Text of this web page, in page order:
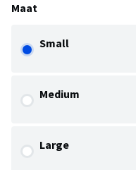
Maat
Small
Medium
Large